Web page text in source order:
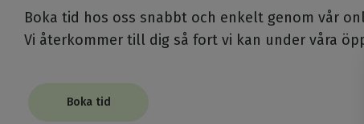
Boka tid hos oss snabbt och enkelt genom vår
Vi återkommer till dig så fort vi kan under våra
Boka tid